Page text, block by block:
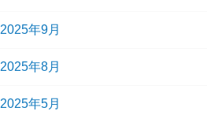
2025年9月
2025年8月
2025年5月